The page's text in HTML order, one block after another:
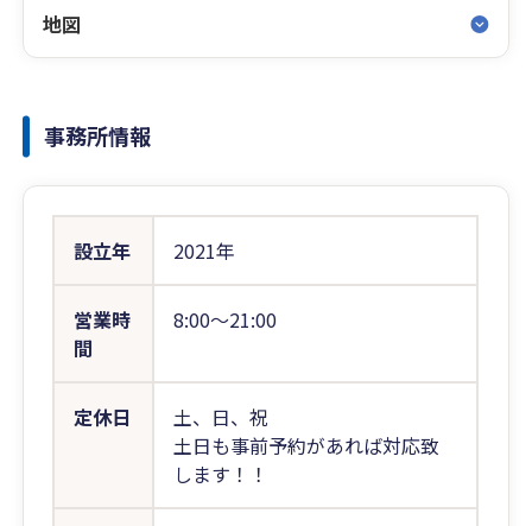
地図
事務所情報
設立年 2021年
営業時
間
8:00〜21:00
定休日
土、日、祝
土日も事前予約があれば対応致
します！！